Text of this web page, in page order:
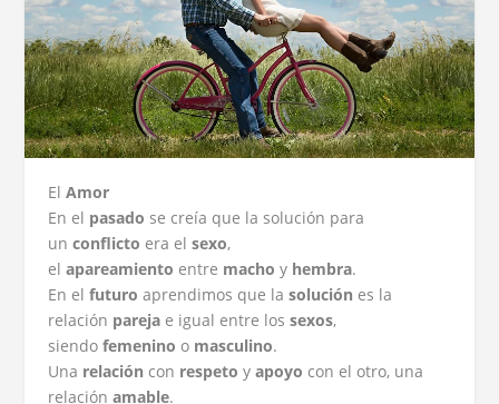
El Amor
En el pasado se creía que la solución para
un conflicto era el sexo,
el apareamiento entre macho y hembra.
En el futuro aprendimos que la solución es la
relación pareja e igual entre los sexos,
siendo femenino o masculino.
Una relación con respeto y apoyo con el otro, una
relación amable.